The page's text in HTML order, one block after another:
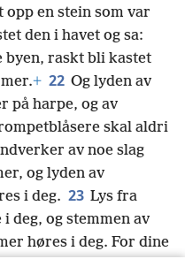
opp en stein som var
den i havet og sa:
byen, raskt bli kastet
+ 22 Og lyden av
på harpe, og av
skal aldri
av noe slag
og lyden av
i deg. 23 Lys fra
deg, og stemmen av
høres i deg. For dine